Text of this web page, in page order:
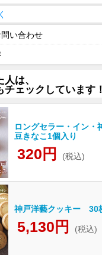
い合わせ
は、
チェックしています！
ロングセラー・イン
豆きなこ1個入り
320円 (税込)
神戸洋藝クッキー 30
5,130円 (税込)